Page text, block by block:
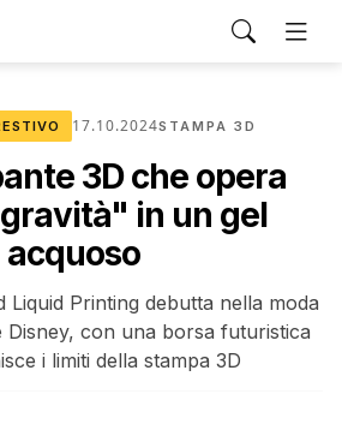
17.10.2024STAMPA 3D
3D che opera
in un gel
acquoso
Liquid Printing debutta nella moda
Disney, con una borsa futuristica
i limiti della stampa 3D